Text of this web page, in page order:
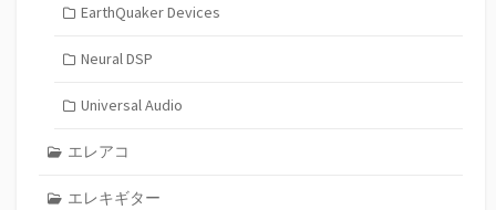
EarthQuaker Devices
Neural DSP
Universal Audio
エレアコ
エレキギター